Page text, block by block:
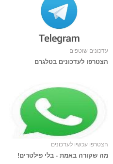
עדכונים שוטפים
הצטרפו לעדכונים בטלגרם
הצטרפו עכשיו לעדכונים
מה שקורה באמת - בלי פילטרים!